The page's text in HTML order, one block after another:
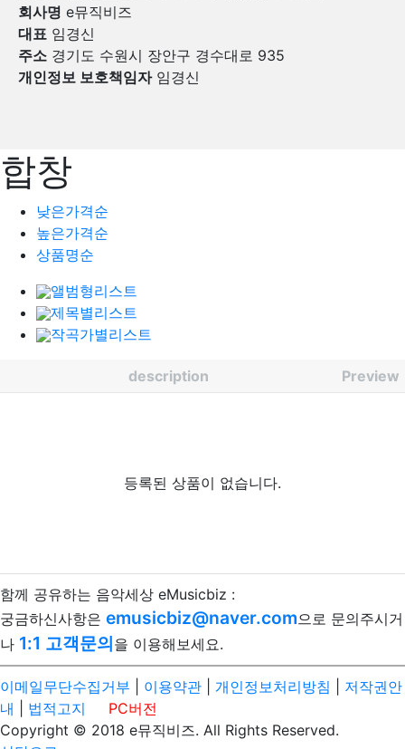
회사명 e뮤직비즈
대표 임경신
주소 경기도 수원시 장안구 경수대로 935
개인정보 보호책임자임경신
합창
낮은가격순
높은가격순
상품명순
앨범형리스트
제목별리스트
작곡가별리스트
description Preview
등록된 상품이 없습니다.
함께 공유하는 음악세상 eMusicbiz :
궁금하신사항은 emusicbiz@naver.com으로 문의주시거
나 1:1 고객문의을 이용해보세요.
이메일무단수집거부 이용약관 개인정보처리방침
저작권안
내
법적고지
PC버전
Copyright © 2018 e뮤직비즈. All Rights Reserved.